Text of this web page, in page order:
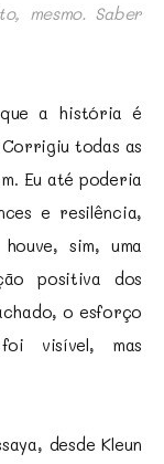
mesmo. Saber
a história é
todas as
Eu até poderia
e resilência,
sim, uma
positiva dos
o esforço
visível, mas
desde Kleun